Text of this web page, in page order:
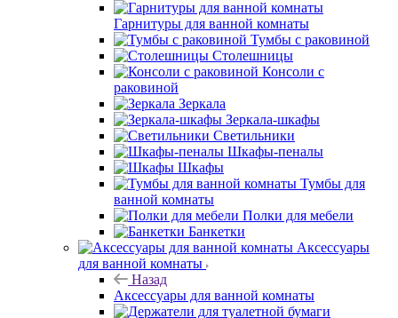
Гарнитуры для ванной комнаты
Тумбы с раковиной
Столешницы
Консоли с
раковиной
Зеркала
Зеркала-шкафы
Светильники
Шкафы-пеналы
Шкафы
Тумбы для
ванной комнаты
Полки для мебели
Банкетки
Аксессуары
для ванной комнаты
Назад
Аксессуары для ванной комнаты